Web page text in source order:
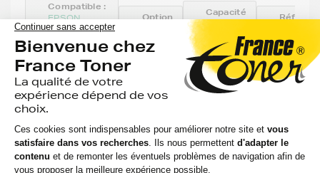
Compatible :
EPSON
WORKFORCE
5700 SE...
Option
Capacité
:
pages
T9661
415,98 €
- +